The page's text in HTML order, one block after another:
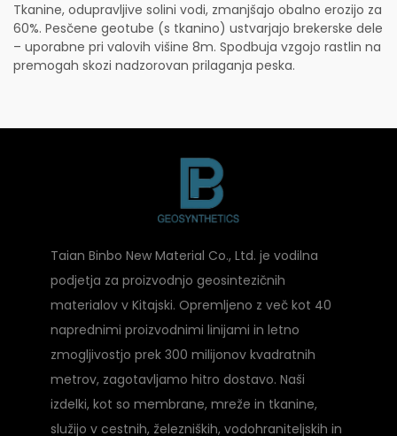
Tkanine, odupravljive solini vodi, zmanjšajo obalno erozijo za
60%. Pesčene geotube (s tkanino) ustvarjajo brekerske dele
– uporabne pri valovih višine 8m. Spodbuja vzgojo rastlin na
premogah skozi nadzorovan prilaganja peska.
Taian Binbo New Material Co., Ltd. je vodilna
podjetja za proizvodnjo geosintezičnih
materialov v Kitajski. Opremljeno z več kot 40
naprednimi proizvodnimi linijami in letno
zmogljivostjo prek 300 milijonov kvadratnih
metrov, zagotavljamo hitro dostavo. Naši
izdelki, kot so membrane, mreže in tkanine,
služijo v cestnih, železniških, vodohraniteljskih in